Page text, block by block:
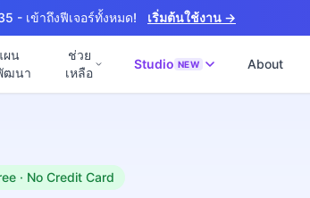
- เข้าถึงฟีเจอร์ทั้งหมด! เริ่มต้นใช้งาน →
ผน
ฒนา
ช่วย
เหลือ
📝
Studio NEW About
· No Credit Card